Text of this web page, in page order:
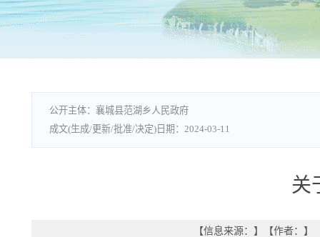
襄城县范湖乡人民政府
2024-03-11
关
【信息来源： 】 【作者： 】